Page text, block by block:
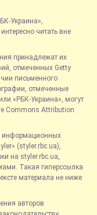
Украина»,
читать вне
принадлежат их
отмеченных Getty
письменного
отмеченные
«РБК-Украина», могут
Commons Attribution
информационных
(styler.rbc.ua),
на styler.rbc.ua,
Такая гиперссылка
материала не ниже
авторов